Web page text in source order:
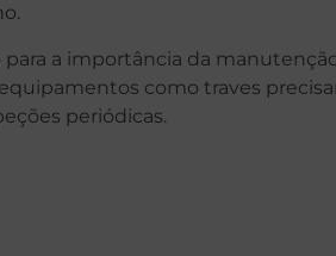
a importância da
como traves
periódicas.